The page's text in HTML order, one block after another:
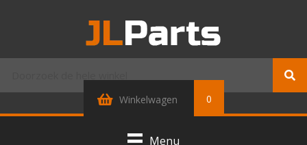
Winkelwagen 0
Menu